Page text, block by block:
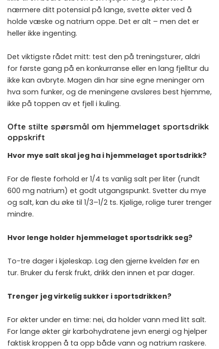
nærmere ditt potensial på lange, svette økter ved å
holde væske og natrium oppe. Det er alt – men det er
heller ikke ingenting.
Det viktigste rådet mitt: test den på treningsturer, aldri
for første gang på en konkurranse eller en lang fjelltur du
ikke kan avbryte. Magen din har sine egne meninger om
hva som funker, og de meningene avsløres best hjemme,
ikke på toppen av et fjell i kuling.
Ofte stilte spørsmål om hjemmelaget sportsdrikk
oppskrift
Hvor mye salt skal jeg ha i hjemmelaget sportsdrikk?
For de fleste forhold er 1/4 ts vanlig salt per liter (rundt
600 mg natrium) et godt utgangspunkt. Svetter du mye
og salt, kan du øke til 1/3–1/2 ts. Kjølige, rolige turer trenger
mindre.
Hvor lenge holder hjemmelaget sportsdrikk seg?
To-tre dager i kjøleskap. Lag den gjerne kvelden før en
tur. Bruker du fersk frukt, drikk den innen et par dager.
Trenger jeg virkelig sukker i sportsdrikken?
For økter under en time: nei, da holder vann med litt salt.
For lange økter gir karbohydratene jevn energi og hjelper
faktisk kroppen å ta opp både vann og natrium raskere.